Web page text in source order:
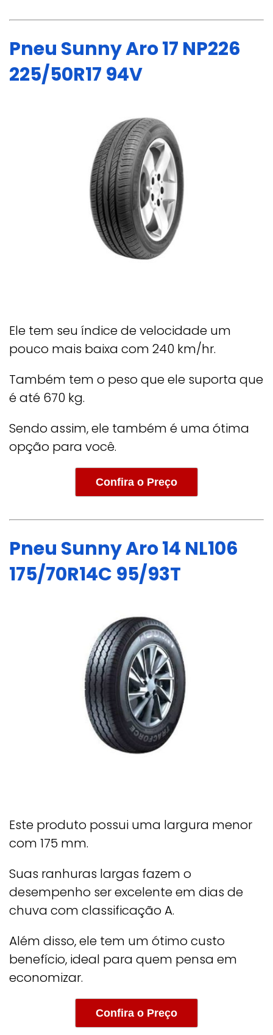
Pneu Sunny Aro 17 NP226
225/50R17 94V
Ele tem seu índice de velocidade um
pouco mais baixa com 240 km/hr.
Também tem o peso que ele suporta que
é até 670 kg.
Sendo assim, ele também é uma ótima
opção para você.
Confira o Preço
Pneu Sunny Aro 14 NL106
175/70R14C 95/93T
Este produto possui uma largura menor
com 175 mm.
Suas ranhuras largas fazem o
desempenho ser excelente em dias de
chuva com classificação A.
Além disso, ele tem um ótimo custo
benefício, ideal para quem pensa em
economizar.
Confira o Preço